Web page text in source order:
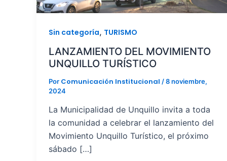
Sin categoría, TURISMO
LANZAMIENTO DEL MOVIMIENTO
UNQUILLO TURÍSTICO
Por Comunicación Institucional /8 noviembre,
2024
La Municipalidad de Unquillo invita a toda
la comunidad a celebrar el lanzamiento del
Movimiento Unquillo Turístico, el próximo
sábado […]